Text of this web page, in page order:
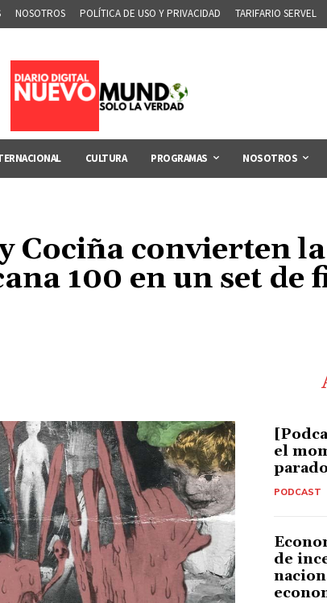
NOSOTROS POLÍTICA DE USO Y PRIVACIDAD TARIFARIO SERVEL
CULTURA PROGRAMAS NOSOTROS
Cociña convierten
100 en un set de
el
PODCAST
de